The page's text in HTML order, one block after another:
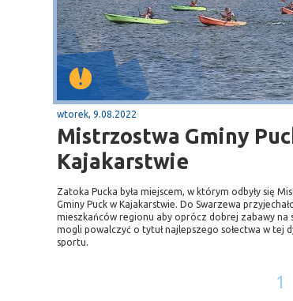
wtorek, 9.08.2022
Mistrzostwa Gminy
Kajakarstwie
Zatoka Pucka była miejscem, w którym odbyły się
Gminy Puck w Kajakarstwie. Do Swarzewa
mieszkańców regionu aby oprócz dobrej zabawy na
mogli powalczyć o tytuł najlepszego sołectwa w tej
sportu.
1